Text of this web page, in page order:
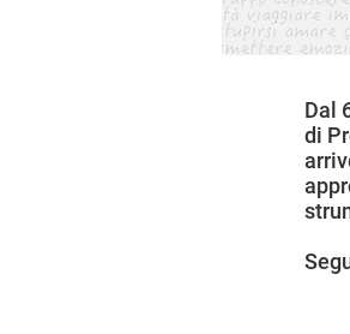
Dal
di